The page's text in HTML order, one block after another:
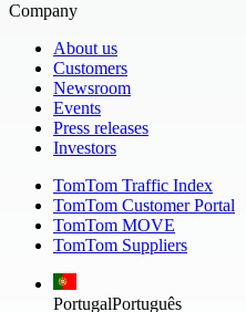
Company
About us
Customers
Newsroom
Events
Press releases
Investors
TomTom Traffic Index
TomTom Customer Portal
TomTom MOVE
TomTom Suppliers
PortugalPortuguês